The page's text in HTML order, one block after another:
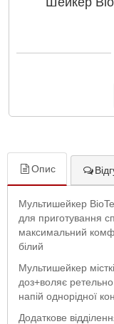
Опис
Мультишейкер
для приготування
максимальний
білий
Мультишейкер
доз+воляє
напій однорідної
Додаткове